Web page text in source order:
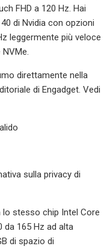
FHD a 120 Hz. Hai
di Nvidia con opzioni
leggermente più veloce
direttamente nella
di Engadget. Vedi
sulla privacy di
lo stesso chip Intel Core
da 165 Hz ad alta
di spazio di